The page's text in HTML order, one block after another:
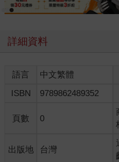
詳細資料
語言 中文繁體
ISBN
9789862489352
頁數 0
出版地 台灣